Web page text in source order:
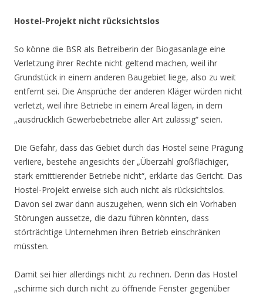
Hostel-Projekt nicht rücksichtslos
So könne die BSR als Betreiberin der Biogasanlage eine
Verletzung ihrer Rechte nicht geltend machen, weil ihr
Grundstück in einem anderen Baugebiet liege, also zu weit
entfernt sei. Die Ansprüche der anderen Kläger würden nicht
verletzt, weil ihre Betriebe in einem Areal lägen, in dem
„ausdrücklich Gewerbebetriebe aller Art zulässig“ seien.
Die Gefahr, dass das Gebiet durch das Hostel seine Prägung
verliere, bestehe angesichts der „Überzahl großflächiger,
stark emittierender Betriebe nicht“, erklärte das Gericht. Das
Hostel-Projekt erweise sich auch nicht als rücksichtslos.
Davon sei zwar dann auszugehen, wenn sich ein Vorhaben
Störungen aussetze, die dazu führen könnten, dass
störträchtige Unternehmen ihren Betrieb einschränken
müssten.
Damit sei hier allerdings nicht zu rechnen. Denn das Hostel
„schirme sich durch nicht zu öffnende Fenster gegenüber